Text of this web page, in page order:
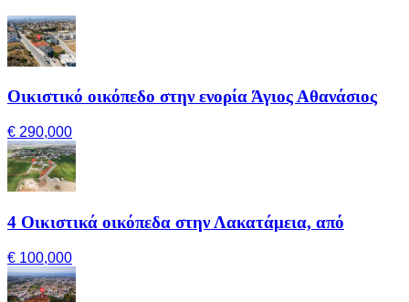
Οικιστικό οικόπεδο στην ενορία Άγιος Αθανάσιος
€ 290,000
4 Οικιστικά οικόπεδα στην Λακατάμεια, από
€ 100,000